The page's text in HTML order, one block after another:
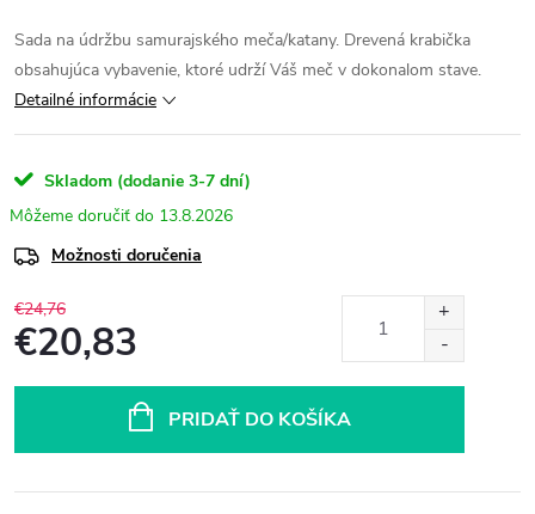
Sada na údržbu samurajského meča/katany. Drevená krabička
obsahujúca vybavenie, ktoré udrží Váš meč v dokonalom stave.
Detailné informácie
Skladom (dodanie 3-7 dní)
13.8.2026
Možnosti doručenia
€24,76
€20,83
PRIDAŤ DO KOŠÍKA